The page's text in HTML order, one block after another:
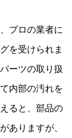
プロの業者に
を受けられま
ーツの取り扱
内部の汚れを
ると、部品の
ありますが、